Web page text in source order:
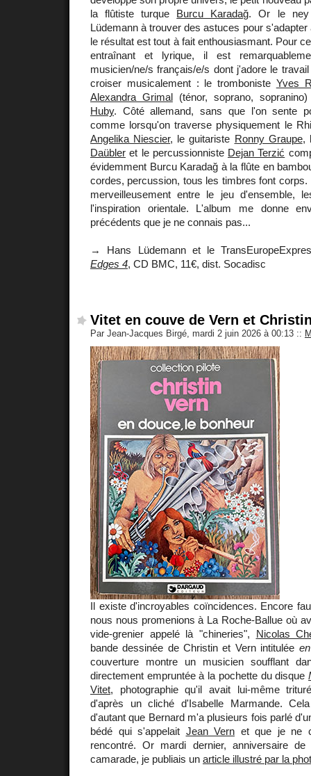
la flûtiste turque Burcu Karadağ. Or le ney
Lüdemann à trouver des astuces pour
le résultat est tout à fait enthousiasmant. Pour
entraînant et lyrique, il est
musicien/ne/s français/e/s dont j'adore le
croiser musicalement : le tromboniste Yves
Alexandra Grimal(ténor, soprano,
Huby. Côté allemand, sans que l'on sente
comme lorsqu'on traverse physiquement le
Angelika Niescier, le guitariste Ronny Graupe,
Daübler et le percussionniste Dejan Terzić
évidemment Burcu Karadağ à la flûte en
cordes, percussion, tous les timbres font corps.
merveilleusement entre le jeu d'ensemble,
l'inspiration orientale. L'album me donne
précédents que je ne connais pas...
→ Hans Lüdemann et le
Edges 4, CD BMC, 11€, dist. Socadisc
Vitet en couve de Vern et
Par Jean-Jacques Birgé, mardi 2 juin 2026 à 00:13 ::
Il existe d'incroyables coïncidences. Encore
nous nous promenions à La Roche-Ballue où
vide-grenier appelé là "chineries", Nicolas
bande dessinée de Christin et Vern intitulée
couverture montre un musicien soufflant
directement empruntée à la pochette du disque
Vitet, photographie qu'il avait lui-même
d'après un cliché d'Isabelle Marmande.
d'autant que Bernard m'a plusieurs fois parlé
bédé qui s'appelait Jean Vern et que je ne
rencontré. Or mardi dernier, anniversaire
camarade, je publiais un article illustré par la